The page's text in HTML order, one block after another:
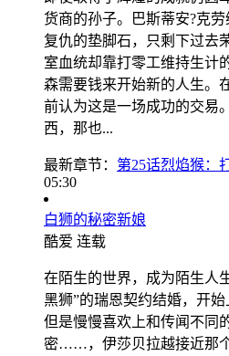
货商的孙子。巴斯蒂安?克
复仇的垫脚石，只剩下过去
室血统却靠打零工维持生计
森需要钱来开始新的人生。
前认为这是一场成功的交易
西，那也...
最新章节： 第25话烈焰猴：
05:30
白狮的秘密新娘
酷爱 连载
在陌生的世界，成为陌生人
黑狮”的瑞恩契约结婚，开始
但是慢慢喜欢上和传闻不同
密……，伊莎贝拉越接近那